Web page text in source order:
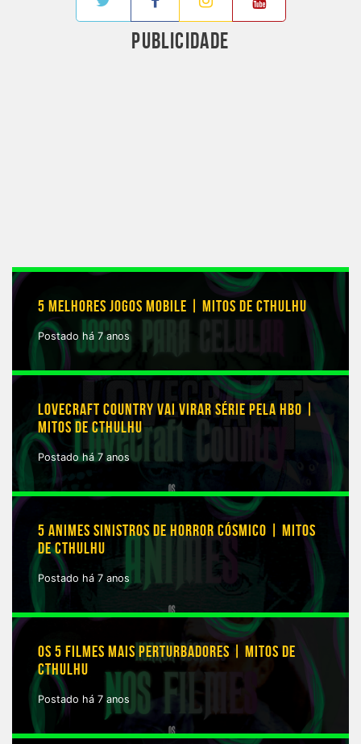
PUBLICIDADE
5 MELHORES JOGOS MOBILE | MITOS DE CTHULHU
Postado há 7 anos
LOVECRAFT COUNTRY VAI VIRAR SÉRIE PELA HBO |
MITOS DE CTHULHU
Postado há 7 anos
5 ANIMES SINISTROS DE HORROR CÓSMICO | MITOS
DE CTHULHU
Postado há 7 anos
OS 5 FILMES MAIS PERTURBADORES | MITOS DE
CTHULHU
Postado há 7 anos